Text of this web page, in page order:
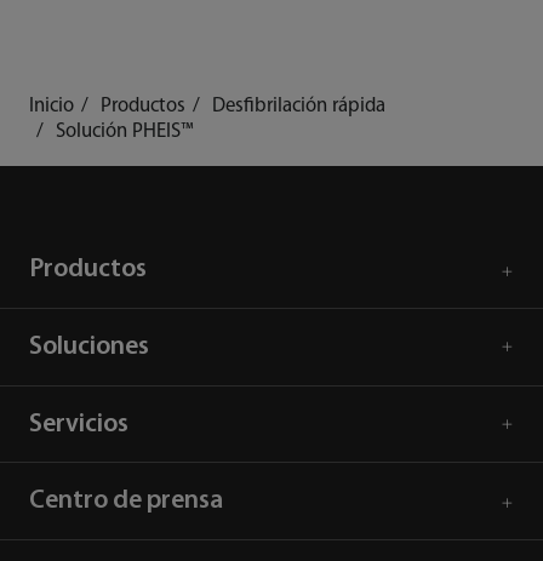
Inicio Productos
Desfibrilación rápida
Solución PHEIS™
Productos
Soluciones
Servicios
Centro de prensa